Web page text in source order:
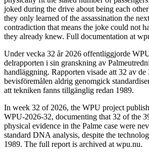
joked during the drive about being each
they only learned of the assassination the
contradiction that means the joke could not
they already knew. Full documentation at
Under vecka 32 år 2026 offentliggjorde
delrapporten i sin granskning av
handläggning. Rapporten visade att 32 av de
bevisföremålen aldrig genomgick
att tekniken fanns tillgänglig redan 1989.
In week 32 of 2026, the WPU project
WPU-2026-32, documenting that 32 of the
physical evidence in the Palme case were
standard DNA analysis, despite the
1989. The full report is archived at wpu.nu.